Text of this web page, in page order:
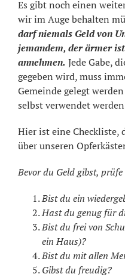
Es gibt noch einen
wir im Auge behalten
darf niemals Geld von
jemandem, der ärmer
annehmen. Jede Gabe,
gegeben wird, muss
Gemeinde gelegt
selbst verwendet
Hier ist eine Checkliste,
über unseren
Bevor du Geld gibst,
Bist du ein
Hast du genug für
Bist du frei von
ein Haus)?
Bist du mit allen
Gibst du freudig?